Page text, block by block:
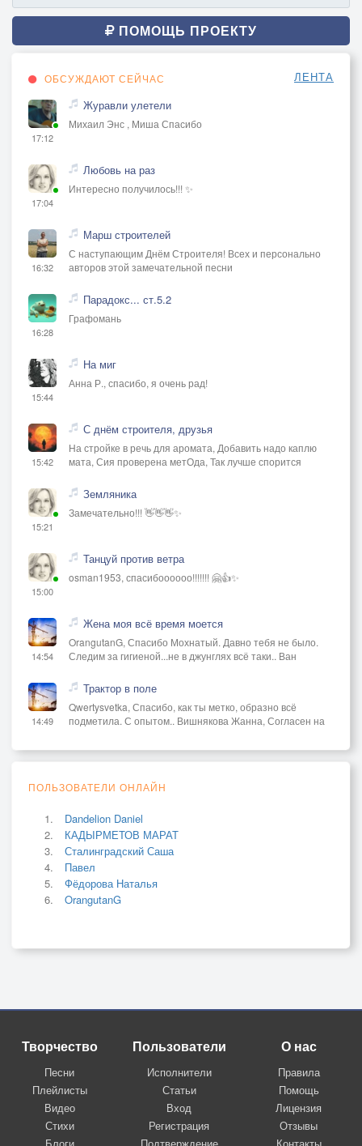
ПОМОЩЬ ПРОЕКТУ
ОБСУЖДАЮТ СЕЙЧАС ЛЕНТА
17:12
Журавли улетели
Михаил Энс , Миша Спасибо
17:04
Любовь на раз
Интересно получилось!!! ✨
16:32
Марш строителей
С наступающим Днём Строителя! Всех и персонально
авторов этой замечательной песни
16:28
Парадокс... ст.5.2
Графомань
15:44
На миг
Анна Р., спасибо, я очень рад!
15:42
С днём строителя, друзья
На стройке в речь для аромата, Добавить надо каплю
мата, Сия проверена метОда, Так лучше спорится
15:21
Земляника
Замечательно!!! 👋👋👋✨
15:00
Танцуй против ветра
osman1953, спасибоооооо!!!!!!! 🤗👍✨
14:54
Жена моя всё время моется
OrangutanG, Спасибо Мохнатый. Давно тебя не было.
Следим за гигиеной...не в джунглях всё таки.. Ван
14:49
Трактор в поле
Qwertysvetka, Спасибо, как ты метко, образно всё
подметила. С опытом.. Вишнякова Жанна, Согласен на
ПОЛЬЗОВАТЕЛИ ОНЛАЙН
Dandelion Daniel
КАДЫРМЕТОВ МАРАТ
Сталинградский Саша
Павел
Фёдорова Наталья
OrangutanG
Творчество
Песни
Плейлисты
Видео
Стихи
Пользователи
Исполнители
Статьи
Вход
Регистрация
О нас
Правила
Помощь
Лицензия
Отзывы